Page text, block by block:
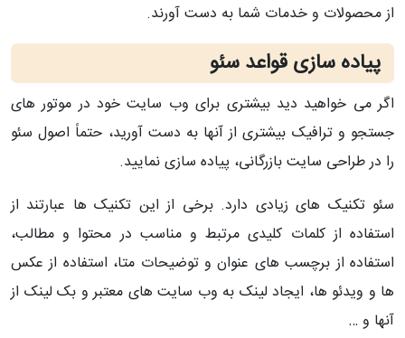
از محصولات و خدمات شما به دست آورند.
پیاده سازی قواعد سئو
اگر می خواهید دید بیشتری برای وب سایت خود در موتور های
جستجو و ترافیک بیشتری از آنها به دست آورید، حتماً اصول سئو
را در طراحی سایت بازرگانی، پیاده سازی نمایید.
سئو تکنیک های زیادی دارد. برخی از این تکنیک ها عبارتند از
استفاده از کلمات کلیدی مرتبط و مناسب در محتوا و مطالب،
استفاده از برچسب های عنوان و توضیحات متا، استفاده از عکس
ها و ویدئو ها، ایجاد لینک به وب سایت های معتبر و بک لینک از
آنها و …